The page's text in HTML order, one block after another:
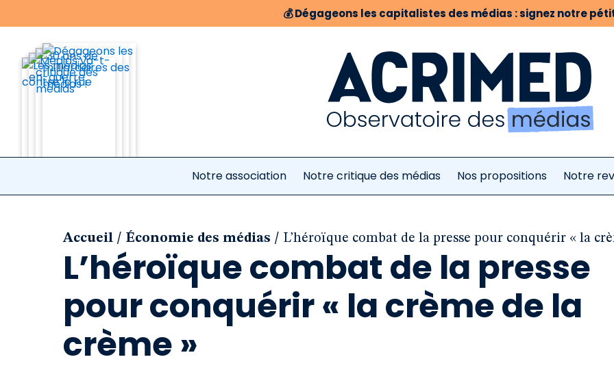
💰Dégageons les capitalistes des médias : signez notre
Notre association Notre critique des médias Nos propositions Notre
Accueil / Économie des médias / L’héroïque combat de la presse pour conquérir « la
L’héroïque combat de la presse
pour conquérir « la crème de la
crème »